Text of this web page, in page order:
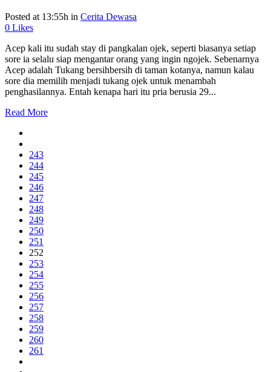
Posted at 13:55h in Cerita Dewasa
0 Likes
Acep kali itu sudah stay di pangkalan ojek, seperti biasanya setiap
sore ia selalu siap mengantar orang yang ingin ngojek. Sebenarnya
Acep adalah Tukang bersihbersih di taman kotanya, namun kalau
sore dia memilih menjadi tukang ojek untuk menambah
penghasilannya. Entah kenapa hari itu pria berusia 29...
Read More
243
244
245
246
247
248
249
250
251
252
253
254
255
256
257
258
259
260
261